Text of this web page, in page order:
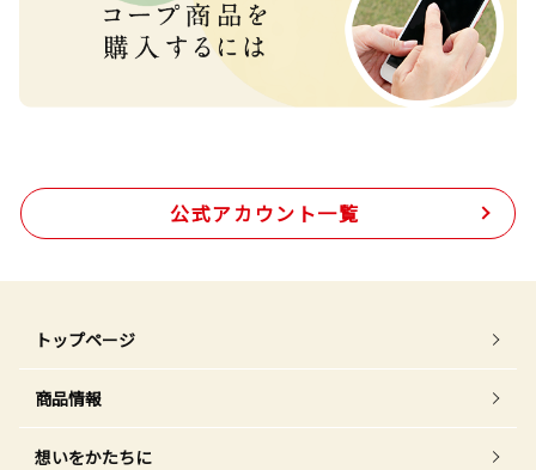
公式アカウント一覧
トップページ
商品情報
想いをかたちに